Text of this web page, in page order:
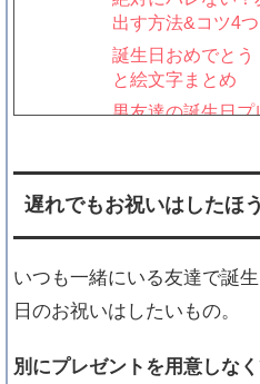
出す方法&コツ4つ
誕生日おめでと
と絵文字まとめ
男友達の誕生日
交換を辞めるには
異性の友達への誕
ゼント３つのコツ
何がいい？誕生日
友達の誕生日過ぎ
遅れでもお祝いはしたほ
いつも一緒にいる友達で誕
日のお祝いはしたいもの。
別にプレゼントを用意しな